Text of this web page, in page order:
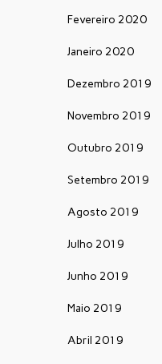
Fevereiro 2020
Janeiro 2020
Dezembro 2019
Novembro 2019
Outubro 2019
Setembro 2019
Agosto 2019
Julho 2019
Junho 2019
Maio 2019
Abril 2019